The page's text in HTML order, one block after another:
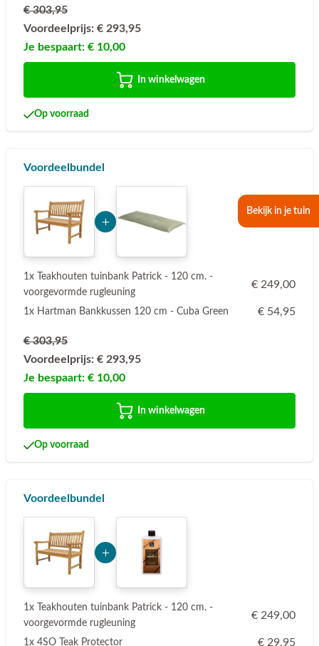
Bekijk in je tuin
€ 303,95
Voordeelprijs: € 293,95
Je bespaart: € 10,00
In winkelwagen
Op voorraad
Voordeelbundel
Add Product NDQzNg== 6a745ad1b40c4
1x Teakhouten tuinbank Patrick - 120 cm. -
voorgevormde rugleuning
€ 249,00
1x Hartman Bankkussen 120 cm - Cuba Green € 54,95
€ 303,95
Voordeelprijs: € 293,95
Je bespaart: € 10,00
In winkelwagen
Op voorraad
Voordeelbundel
1x Teakhouten tuinbank Patrick - 120 cm. -
voorgevormde rugleuning
€ 249,00
1x 4SO Teak Protector € 29,95